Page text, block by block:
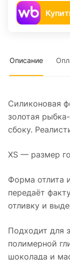
Описание
Силиконовая
золотая
сбоку.
XS — размер
Форма отлита
передаёт
отливку и
Подходит для
полимерной
шоколада и